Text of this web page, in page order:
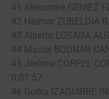
41 Alexandre GENIEZ
42 Haimar ZUBELDIA
43 Alberto LOSADA
44 Maciej BODNAR
45 Jérôme COPPEL
0:01:57
46 Gorka IZAGUIRRE